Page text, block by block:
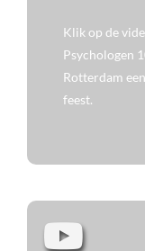
Klik op de
Psychologen
Rotterdam een
feest.